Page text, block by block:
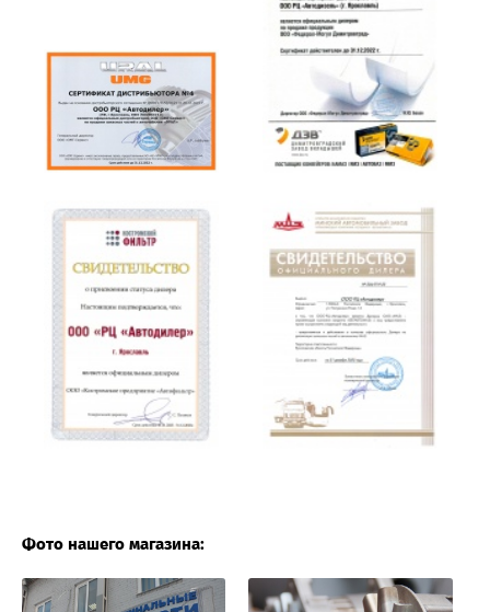
Фото нашего магазина: